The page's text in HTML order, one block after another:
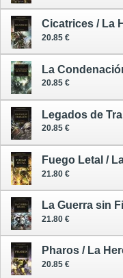
Cicatrices / La
20.85 €
20.85 €
Legados de
20.85 €
Fuego Letal /
21.80 €
La Guerra sin
21.80 €
Pharos / La
20.85 €